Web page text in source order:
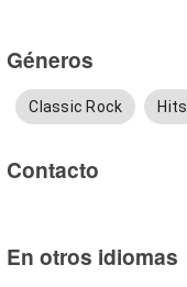
Géneros
Classic Rock Hits
Contacto
En otros idiomas